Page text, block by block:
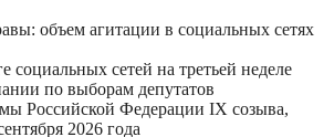
объем агитации в социальных сетях
социальных сетей на третьей неделе
по выборам депутатов
Российской Федерации IX созыва,
2026 года